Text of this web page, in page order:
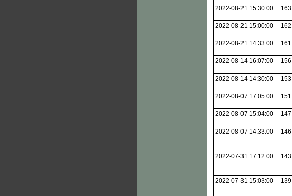
2022-08-21 15:30:00 163
2022-08-21 15:00:00 162
2022-08-21 14:33:00 161
2022-08-14 16:07:00 156
2022-08-14 14:30:00 153
2022-08-07 17:05:00 151
2022-08-07 15:04:00 147
2022-08-07 14:33:00 146
2022-07-31 17:12:00 143
2022-07-31 15:03:00 139